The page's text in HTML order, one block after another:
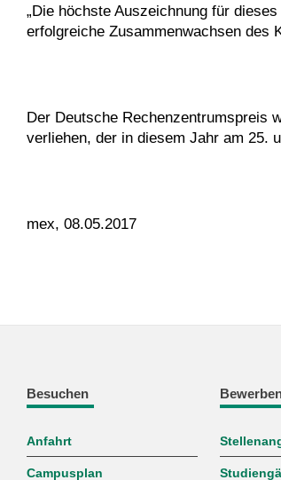
„Die höchste Auszeichnung für
erfolgreiche Zusammenwachsen des
Der Deutsche Rechenzentrumspreis
verliehen, der in diesem Jahr am 25.
mex, 08.05.2017
Besuchen
Anfahrt
Campusplan